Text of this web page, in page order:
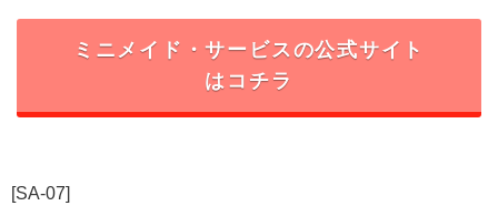
ミニメイド・サービスの公式サイト
はコチラ
[SA-07]